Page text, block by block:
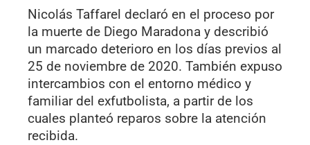
Nicolás Taffarel declaró en el proceso por
la muerte de Diego Maradona y describió
un marcado deterioro en los días previos al
25 de noviembre de 2020. También expuso
intercambios con el entorno médico y
familiar del exfutbolista, a partir de los
cuales planteó reparos sobre la atención
recibida.